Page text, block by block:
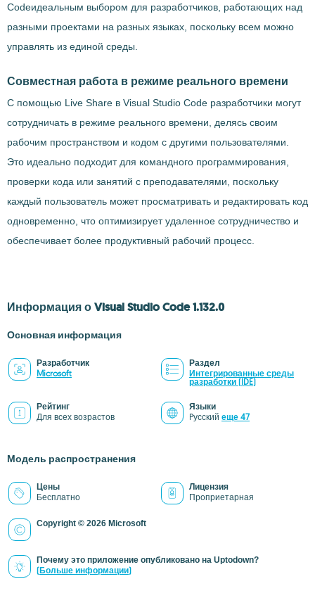
Codeидеальным выбором для разработчиков, работающих над
разными проектами на разных языках, поскольку всем можно
управлять из единой среды.
Совместная работа в режиме реального времени
С помощью Live Share в Visual Studio Code разработчики могут
сотрудничать в режиме реального времени, делясь своим
рабочим пространством и кодом с другими пользователями.
Это идеально подходит для командного программирования,
проверки кода или занятий с преподавателями, поскольку
каждый пользователь может просматривать и редактировать код
одновременно, что оптимизирует удаленное сотрудничество и
обеспечивает более продуктивный рабочий процесс.
Информация о Visual Studio Code 1.132.0
Основная информация
Разработчик
Microsoft
Раздел
Интегрированные среды
разработки (IDE)
Рейтинг
Для всех возрастов
Языки
Pусский еще 47
Модель распространения
Цены
Бесплатно
Лицензия
Проприетарная
Copyright © 2026 Microsoft
Почему это приложение опубликовано на Uptodown?
(Больше информации)